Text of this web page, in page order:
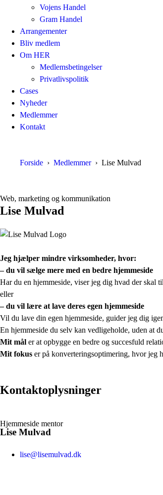
Vojens Handel
Gram Handel
Arrangementer
Bliv medlem
Om HER
Medlemsbetingelser
Privatlivspolitik
Cases
Nyheder
Medlemmer
Kontakt
Forside Medlemmer Lise Mulvad
Web, marketing og kommunikation
Lise Mulvad
Jeg hjælper mindre virksomheder, hvor:
– du vil sælge mere med en bedre hjemmeside
Har du en hjemmeside, viser jeg dig hvad der skal
eller
– du vil lære at lave deres egen hjemmeside
Vil du lave din egen hjemmeside, guider jeg dig
En hjemmeside du selv kan vedligeholde, uden at
Mit mål er at opbygge en bedre og succesfuld
Mit fokus er på konverteringsoptimering, hvor jeg
Kontaktoplysninger
Hjemmeside mentor
Lise Mulvad
lise@lisemulvad.dk